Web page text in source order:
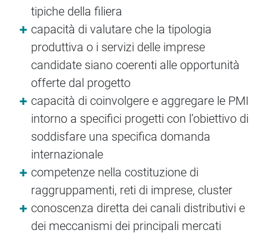
tipiche della filiera
capacità di valutare che la tipologia
produttiva o i servizi delle imprese
candidate siano coerenti alle opportunità
offerte dal progetto
capacità di coinvolgere e aggregare le PMI
intorno a specifici progetti con l’obiettivo di
soddisfare una specifica domanda
internazionale
competenze nella costituzione di
raggruppamenti, reti di imprese, cluster
conoscenza diretta dei canali distributivi e
dei meccanismi dei principali mercati